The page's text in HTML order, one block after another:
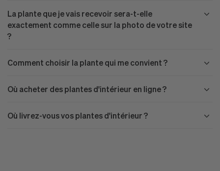
La plante que je vais recevoir sera-t-elle
exactement comme celle sur la photo de votre site
?
Comment choisir la plante qui me convient ?
Où acheter des plantes d'intérieur en ligne ?
Où livrez-vous vos plantes d'intérieur ?